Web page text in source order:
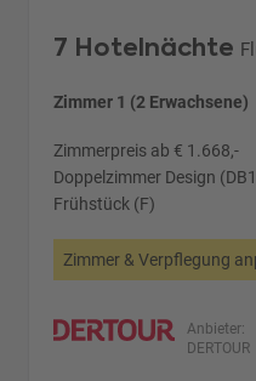
7 Hotelnächte
Zimmer 1 (2 Erwachsene)
Zimmerpreis ab € 1.668,-
Doppelzimmer Design
Frühstück (F)
Zimmer & Verpflegung
Anbieter:
DERTOUR